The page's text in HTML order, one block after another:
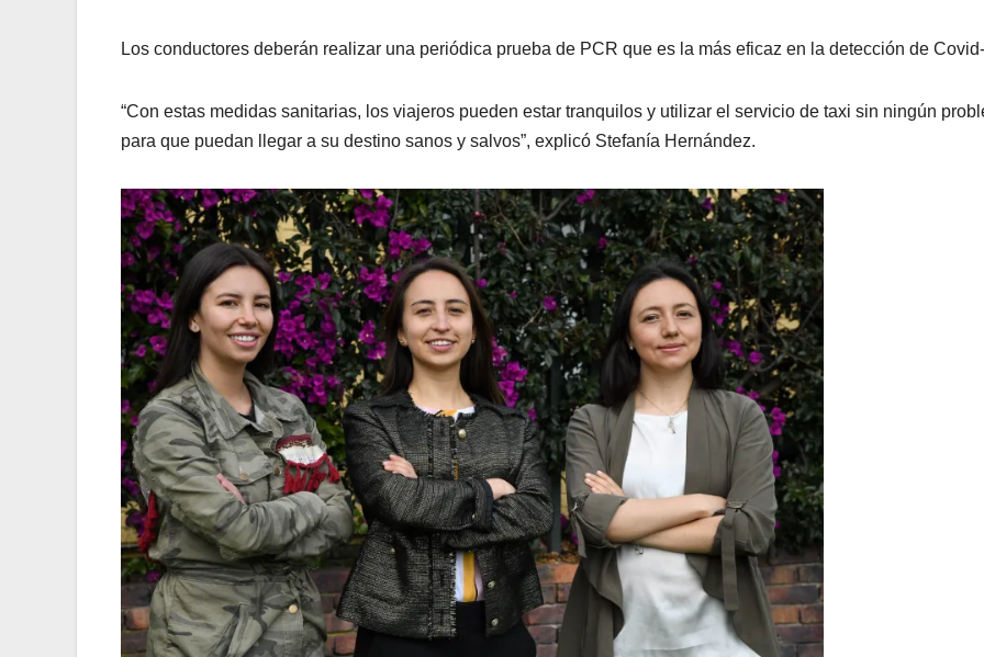
Los conductores deberán realizar una periódica prueba de PCR que es la más eficaz en la detección de
“Con estas medidas sanitarias, los viajeros pueden estar tranquilos y utilizar el servicio de taxi sin ningún
para que puedan llegar a su destino sanos y salvos”, explicó Stefanía Hernández.